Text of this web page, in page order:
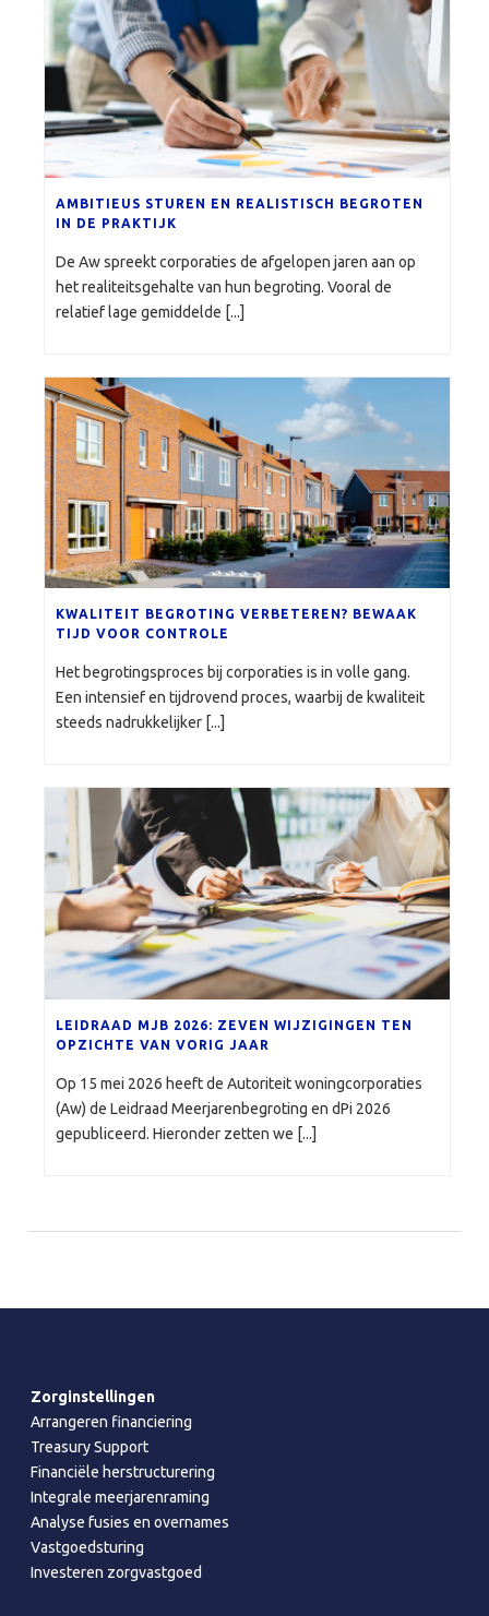
AMBITIEUS STUREN EN REALISTISCH BEGROTEN
IN DE PRAKTIJK
De Aw spreekt corporaties de afgelopen jaren aan op
het realiteitsgehalte van hun begroting. Vooral de
relatief lage gemiddelde [...]
KWALITEIT BEGROTING VERBETEREN? BEWAAK
TIJD VOOR CONTROLE
Het begrotingsproces bij corporaties is in volle gang.
Een intensief en tijdrovend proces, waarbij de kwaliteit
steeds nadrukkelijker [...]
LEIDRAAD MJB 2026: ZEVEN WIJZIGINGEN TEN
OPZICHTE VAN VORIG JAAR
Op 15 mei 2026 heeft de Autoriteit woningcorporaties
(Aw) de Leidraad Meerjarenbegroting en dPi 2026
gepubliceerd. Hieronder zetten we [...]
Zorginstellingen
Arrangeren financiering
Treasury Support
Financiële herstructurering
Integrale meerjarenraming
Analyse fusies en overnames
Vastgoedsturing
Investeren zorgvastgoed